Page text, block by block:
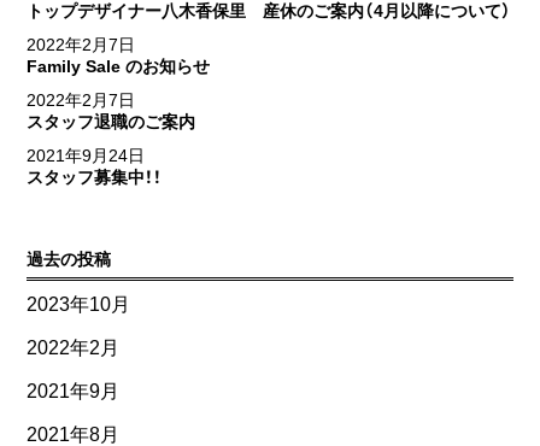
トップデザイナー八木香保里 産休のご案内（4月以降について）
2022年2月7日
Family Sale のお知らせ
2022年2月7日
スタッフ退職のご案内
2021年9月24日
スタッフ募集中！！
過去の投稿
2023年10月
2022年2月
2021年9月
2021年8月